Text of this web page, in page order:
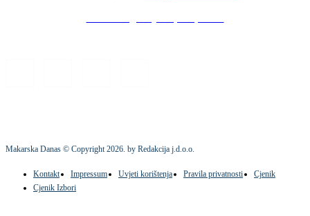
Makarska Danas © Copyright2026. by Redakcija j.d.o.o.
Kontakt Impressum Uvjeti korištenja Pravila privatnosti
Cjenik
Cjenik Izbori